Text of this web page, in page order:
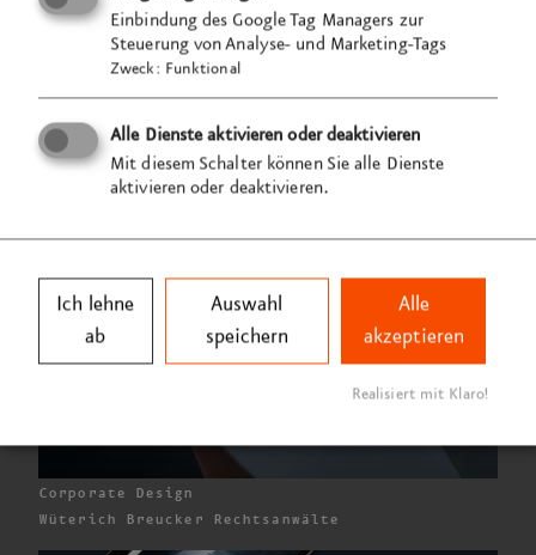
Pädagogische Lernkiste: Ernährung in Zeiten des
Klimawandels
Bayrisches Staatsministerium
Corporate Design
Wüterich Breucker Rechtsanwälte
Einbindung des Google Tag Managers zur
Steuerung von Analyse- und Marketing-Tags
Zweck: Funktional
Alle Dienste aktivieren oder deaktivieren
Mit diesem Schalter können Sie alle Dienste
aktivieren oder deaktivieren.
Ich lehne
ab
Auswahl
speichern
Alle
akzeptieren
Realisiert mit Klaro!